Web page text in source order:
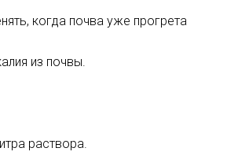
когда почва уже прогрета
из почвы.
раствора.